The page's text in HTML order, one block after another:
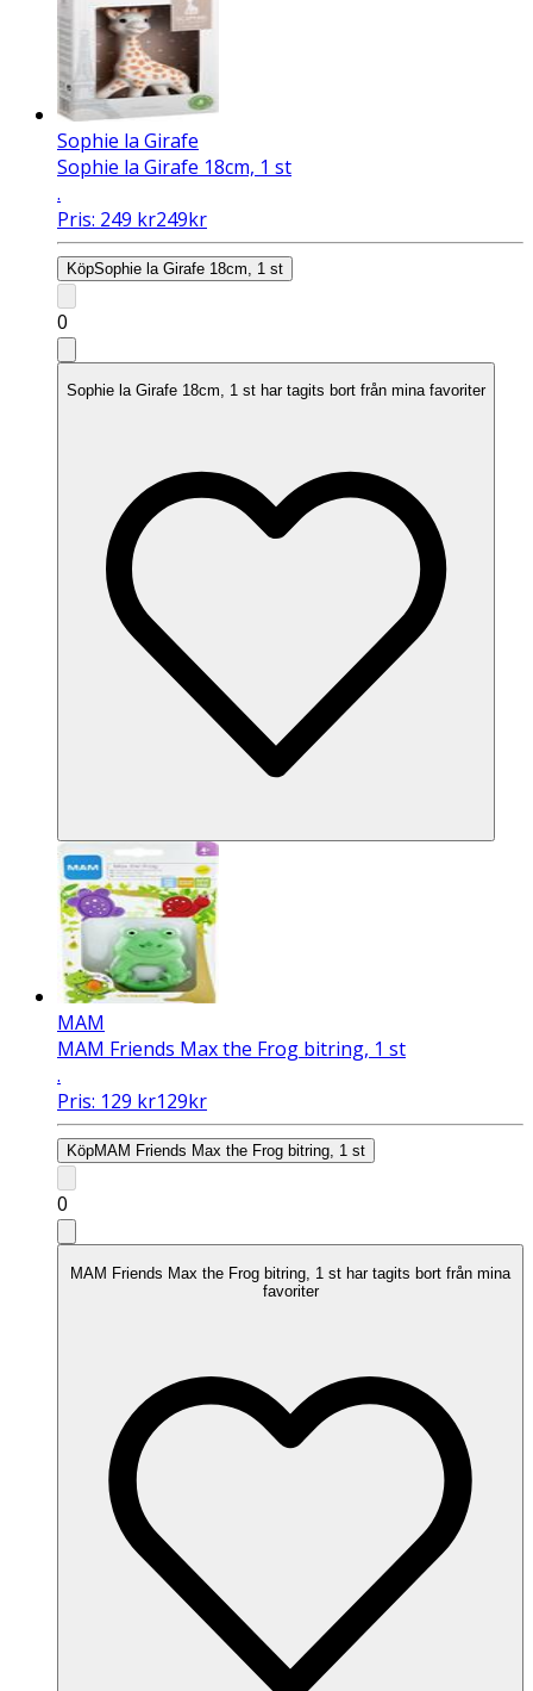
Sophie la Girafe
Sophie la Girafe 18cm, 1 st
.
Pris: 249 kr249kr
KöpSophie la Girafe 18cm, 1 st
0
Sophie la Girafe 18cm, 1 st har tagits bort från mina favoriter
MAM
MAM Friends Max the Frog bitring, 1 st
.
Pris: 129 kr129kr
KöpMAM Friends Max the Frog bitring, 1 st
0
MAM Friends Max the Frog bitring, 1 st har tagits bort från mina
favoriter